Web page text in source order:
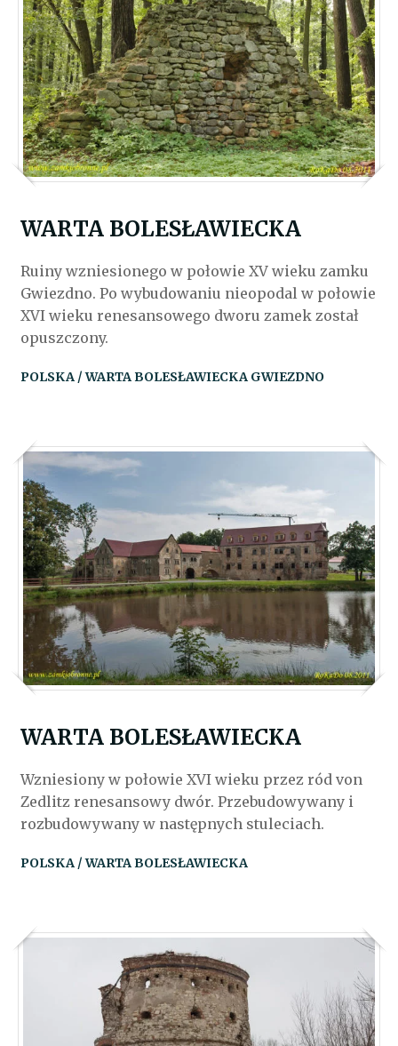
WARTA BOLESŁAWIECKA
Ruiny wzniesionego w połowie XV wieku zamku
Gwiezdno. Po wybudowaniu nieopodal w połowie
XVI wieku renesansowego dworu zamek został
opuszczony.
POLSKA / WARTA BOLESŁAWIECKA GWIEZDNO
WARTA BOLESŁAWIECKA
Wzniesiony w połowie XVI wieku przez ród von
Zedlitz renesansowy dwór. Przebudowywany i
rozbudowywany w następnych stuleciach.
POLSKA / WARTA BOLESŁAWIECKA